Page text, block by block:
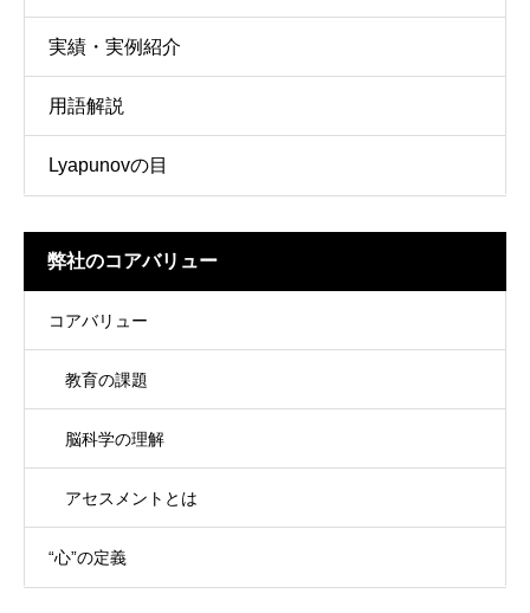
実績・実例紹介
用語解説
Lyapunovの目
弊社のコアバリュー
コアバリュー
教育の課題
脳科学の理解
アセスメントとは
“心”の定義